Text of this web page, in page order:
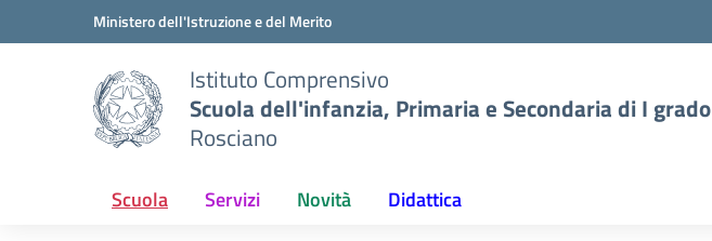
Vai ai contenuti
Vai al menu di navigazioneMinistero dell'Istruzione e del Merito
Istituto Comprensivo
Scuola dell'infanzia, Primaria e Secondaria di I grado
Rosciano
Scuola Servizi Novità Didattica